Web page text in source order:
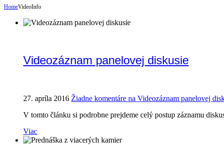
HomeVideoInfo
Videozáznam panelovej diskusie
27. apríla 2016 Žiadne komentáre na Videozáznam panelovej
V tomto článku si podrobne prejdeme celý postup záznamu
Viac